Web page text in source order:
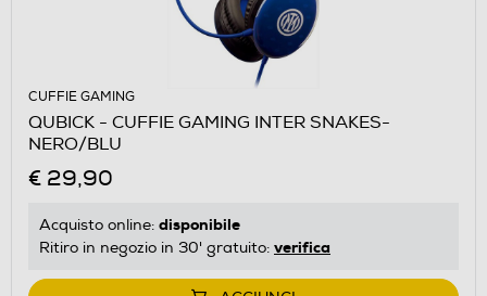
CUFFIE GAMING
QUBICK - CUFFIE GAMING INTER SNAKES-
NERO/BLU
€ 29,90
Acquisto online: disponibile
Ritiro in negozio in 30' gratuito: verifica